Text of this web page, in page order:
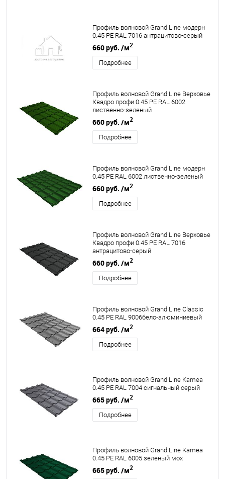
Профиль волновой Grand Line модерн
0.45 PE RAL 7016 антрацитово-серый
660 руб. /м2
Подробнее
Профиль волновой Grand Line Верховье
Квадро профи 0.45 PE RAL 6002
лиственно-зеленый
660 руб. /м2
Подробнее
Профиль волновой Grand Line модерн
0.45 PE RAL 6002 лиственно-зеленый
660 руб. /м2
Подробнее
Профиль волновой Grand Line Верховье
Квадро профи 0.45 PE RAL 7016
антрацитово-серый
660 руб. /м2
Подробнее
Профиль волновой Grand Line Classic
0.45 PE RAL 9006бело-алюминиевый
664 руб. /м2
Подробнее
Профиль волновой Grand Line Kamea
0.45 PE RAL 7004 сигнальный серый
665 руб. /м2
Подробнее
Профиль волновой Grand Line Kamea
0.45 PE RAL 6005 зеленый мох
665 руб. /м2